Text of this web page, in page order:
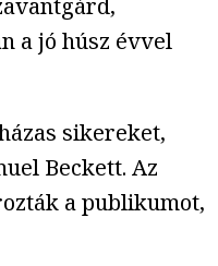
a jó húsz évvel
sikereket,
Beckett. Az
a publikumot,